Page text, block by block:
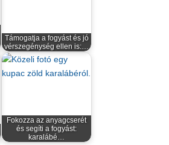
Támogatja a fogyást és jó
vérszegénység ellen is:…
Fokozza az anyagcserét
és segíti a fogyást:
karalábé…